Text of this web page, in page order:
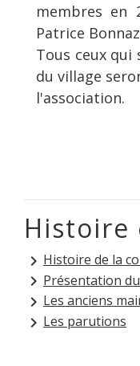
membres en
Patrice
Tous ceux
du village
l'association.
Histoire
keyboard_arrow_right Histoire de la
keyboard_arrow_right Présentation
keyboard_arrow_right Les anciens
keyboard_arrow_right Les parutions